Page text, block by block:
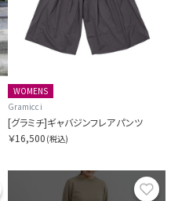
WOMENS
Gramicci
[グラミチ]ギャバジンフレアパンツ
￥16,500 (税込)
お気に入り